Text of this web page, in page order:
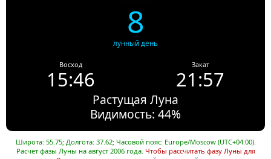
8
лунный день
Восход
15:46
Закат
21:57
Растущая Луна
Видимость: 44%
Широта: 55.75; Долгота: 37.62; Часовой пояс: Europe/Moscow (UTC+04:00).
Расчет фазы Луны на август 2006 года. Чтобы рассчитать фазу Луны для